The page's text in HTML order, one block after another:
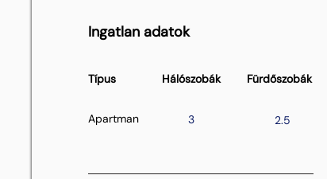
Ingatlan adatok
Típus Hálószobák
Apartman 3
Fürdőszobák
2.5